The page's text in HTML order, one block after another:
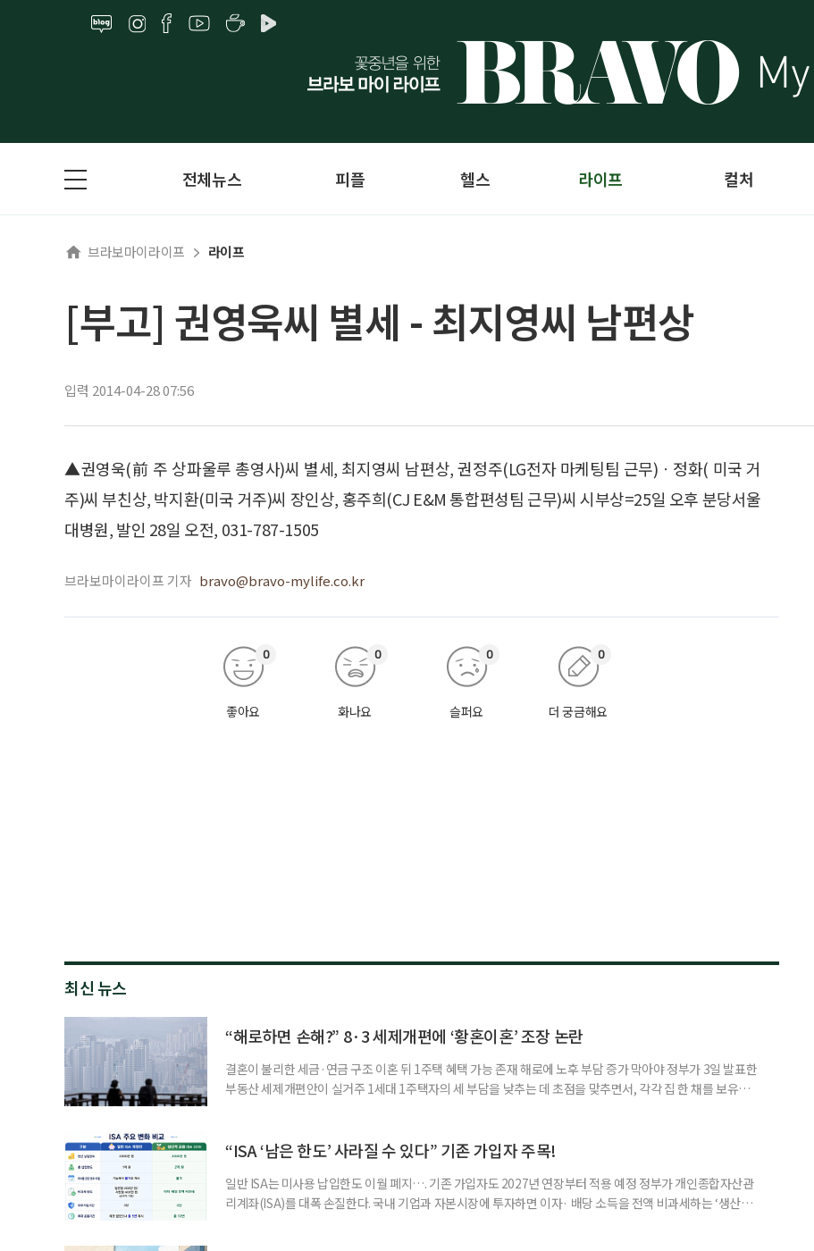
전체뉴스 피플 헬스 라이프 컬처
브라보마이라이프 라이프
[부고] 권영욱씨 별세 - 최지영씨 남편상
입력 2014-04-28 07:56
▲권영욱(前 주 상파울루 총영사)씨 별세, 최지영씨 남편상, 권정주(LG전자 마케팅팀 근무)ㆍ정화( 미국 거
주)씨 부친상, 박지환(미국 거주)씨 장인상, 홍주희(CJ E&M 통합편성팀 근무)씨 시부상=25일 오후 분당서울
대병원, 발인 28일 오전, 031-787-1505
브라보마이라이프 기자 bravo@bravo-mylife.co.kr
좋아요
0
화나요
0
슬퍼요
0
더 궁금해요
0
최신 뉴스
“해로하면 손해?” 8·3 세제개편에 ‘황혼이혼’ 조장 논란
결혼이 불리한 세금·연금 구조 이혼 뒤 1주택 혜택 가능 존재 해로에 노후 부담 증가 막아야 정부가 3일 발표한
부동산 세제개편안이 실거주 1세대 1주택자의 세 부담을 낮추는 데 초점을 맞추면서, 각각 집 한 채를 보유한
부가 각자 집 한 채씩을 보유하면 한 세대가 두 채를 가진 것으로 보지만, 실제 이혼해 주거와 생계를 분
“ISA ‘남은 한도’ 사라질 수 있다” 기존 가입자 주목!
일반 ISA는 미사용 납입한도 이월 폐지…. 기존 가입자도 2027년 연장부터 적용 예정 정부가 개인종합자산관
리계좌(ISA)를 대폭 손질한다. 국내 기업과 자본시장에 투자하면 이자· 배당 소득을 전액 비과세하는 ‘생산적